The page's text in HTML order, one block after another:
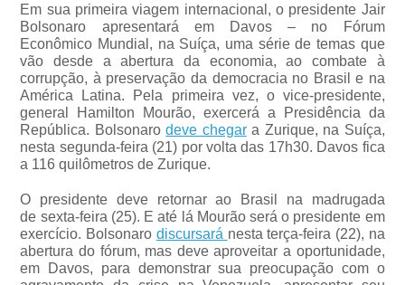
Em sua primeira viagem internacional, o presidente Jair
Bolsonaro apresentará em Davos – no Fórum
Econômico Mundial, na Suíça, uma série de temas que
vão desde a abertura da economia, ao combate à
corrupção, à preservação da democracia no Brasil e na
América Latina. Pela primeira vez, o vice-presidente,
general Hamilton Mourão, exercerá a Presidência da
República. Bolsonarodeve chegara Zurique, na Suíça,
nesta segunda-feira (21) por volta das 17h30. Davos fica
a 116 quilômetros de Zurique.
O presidente deve retornar ao Brasil na madrugada
de sexta-feira (25). E até lá Mourão será o presidente em
exercício. Bolsonaro discursará nesta terça-feira (22), na
abertura do fórum, mas deve aproveitar a oportunidade,
em Davos, para demonstrar sua preocupação com o